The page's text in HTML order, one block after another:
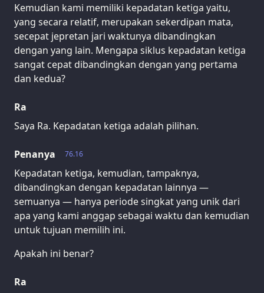
Kemudian kami memiliki kepadatan ketiga yaitu,
yang secara relatif, merupakan sekerdipan mata,
secepat jepretan jari waktunya dibandingkan
dengan yang lain. Mengapa siklus kepadatan ketiga
sangat cepat dibandingkan dengan yang pertama
dan kedua?
Ra
Saya Ra. Kepadatan ketiga adalah pilihan.
76.16
Penanya
Kepadatan ketiga, kemudian, tampaknya,
dibandingkan dengan kepadatan lainnya —
semuanya — hanya periode singkat yang unik dari
apa yang kami anggap sebagai waktu dan kemudian
untuk tujuan memilih ini.
Apakah ini benar?
Ra